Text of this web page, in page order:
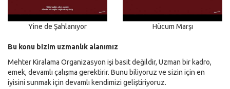
Yine de Şahlanıyor Hücum Marşı
Bu konu bizim uzmanlık alanımız
Mehter Kiralama Organizasyon işi basit değildir, Uzman bir kadro,
emek, devamlı çalışma gerektirir. Bunu biliyoruz ve sizin için en
iyisini sunmak için devamlı kendimizi geliştiriyoruz.